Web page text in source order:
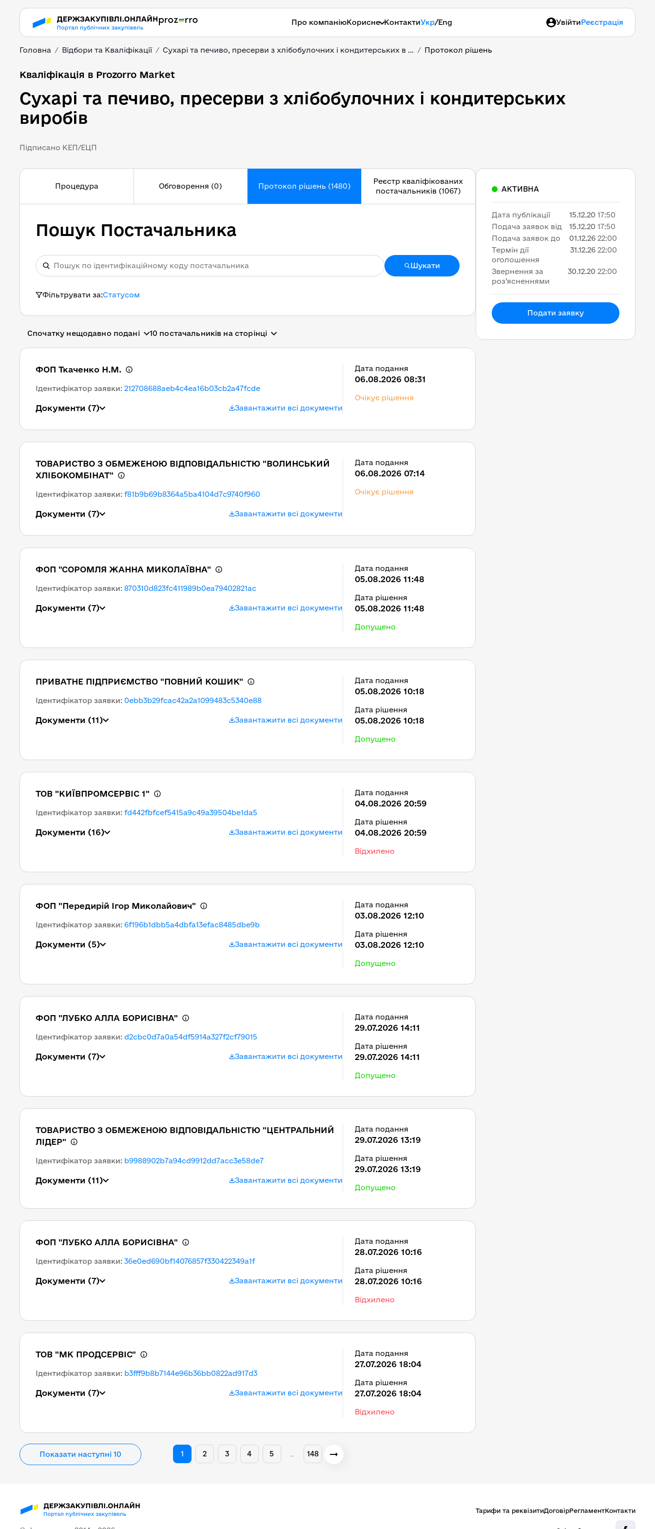
Про компаніюКорисне КонтактиУкр/Eng УвійтиРеєстрація
Головна Відбори та Кваліфікації Сухарі та печиво, пресерви з хлібобулочних і кондитерських в ... Протокол рішень
Кваліфікація в Prozorro Market
Сухарі та печиво, пресерви з хлібобулочних і кондитерських
виробів
Підписано КЕП/ЕЦП
Процедура Обговорення (0) Протокол рішень (1480)
Реєстр кваліфікованих
постачальників (1067)
Пошук Постачальника
Шукати
Фільтрувати за:Статусом
Спочатку нещодавно подані 10 постачальників на сторінці
ФОП Ткаченко Н.М.
Ідентифікатор заявки: 212708688aeb4c4ea16b03cb2a47fcde
Документи (7) Завантажити всі документи
Дата подання
06.08.2026 08:31
Очікує рішення
ТОВАРИСТВО З ОБМЕЖЕНОЮ ВІДПОВІДАЛЬНІСТЮ "ВОЛИНСЬКИЙ
ХЛІБОКОМБІНАТ"
Ідентифікатор заявки: f81b9b69b8364a5ba4104d7c9740f960
Документи (7) Завантажити всі документи
Дата подання
06.08.2026 07:14
Очікує рішення
ФОП "СОРОМЛЯ ЖАННА МИКОЛАЇВНА"
Ідентифікатор заявки: 870310d823fc411989b0ea79402821ac
Документи (7) Завантажити всі документи
Дата подання
05.08.2026 11:48
Дата рішення
05.08.2026 11:48
Допущено
ПРИВАТНЕ ПІДПРИЄМСТВО "ПОВНИЙ КОШИК"
Ідентифікатор заявки: 0ebb3b29fcac42a2a1099483c5340e88
Документи (11) Завантажити всі документи
Дата подання
05.08.2026 10:18
Дата рішення
05.08.2026 10:18
Допущено
ТОВ "КИЇВПРОМСЕРВІС 1"
Ідентифікатор заявки: fd442fbfcef5415a9c49a39504be1da5
Документи (16) Завантажити всі документи
Дата подання
04.08.2026 20:59
Дата рішення
04.08.2026 20:59
Відхилено
ФОП "Передирій Ігор Миколайович"
Ідентифікатор заявки: 6f196b1dbb5a4dbfa13efac8485dbe9b
Документи (5) Завантажити всі документи
Дата подання
03.08.2026 12:10
Дата рішення
03.08.2026 12:10
Допущено
ФОП "ЛУБКО АЛЛА БОРИСІВНА"
Ідентифікатор заявки: d2cbc0d7a0a54df5914a327f2cf79015
Документи (7) Завантажити всі документи
Дата подання
29.07.2026 14:11
Дата рішення
29.07.2026 14:11
Допущено
ТОВАРИСТВО З ОБМЕЖЕНОЮ ВІДПОВІДАЛЬНІСТЮ "ЦЕНТРАЛЬНИЙ
ЛІДЕР"
Ідентифікатор заявки: b9988902b7a94cd9912dd7acc3e58de7
Документи (11) Завантажити всі документи
Дата подання
29.07.2026 13:19
Дата рішення
29.07.2026 13:19
Допущено
ФОП "ЛУБКО АЛЛА БОРИСІВНА"
Ідентифікатор заявки: 36e0ed690bf14076857f330422349a1f
Документи (7) Завантажити всі документи
Дата подання
28.07.2026 10:16
Дата рішення
28.07.2026 10:16
Відхилено
ТОВ "МК ПРОДСЕРВІС"
Ідентифікатор заявки: b3fff9b8b7144e96b36bb0822ad917d3
Документи (7) Завантажити всі документи
Дата подання
27.07.2026 18:04
Дата рішення
27.07.2026 18:04
Відхилено
Показати наступні 10 1 2 3 4 5 148
АКТИВНА
Дата публікації 15.12.20 17:50
Подача заявок від
15.12.20 17:50
Подача заявок до
01.12.26 22:00
Термін дії
оголошення
31.12.26 22:00
Звернення за
роз’ясненнями
30.12.20 22:00
Подати заявку
Тарифи та реквізитиДоговірРегламентКонтакти